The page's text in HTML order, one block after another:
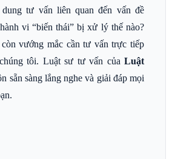
tư vấn liên quan đến vấn đề
vi “biến thái” bị xử lý thế nào?
vướng mắc cần tư vấn trực tiếp
tôi. Luật sư tư vấn của Luật
sẵn sàng lắng nghe và giải đáp mọi